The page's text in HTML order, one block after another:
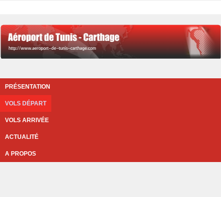
PRÉSENTATION
VOLS DÉPART
VOLS ARRIVÉE
ACTUALITÉ
A PROPOS